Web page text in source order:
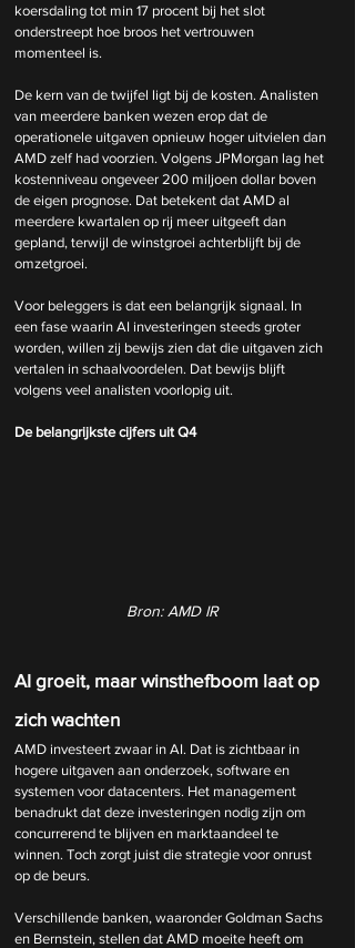
koersdaling tot min 17 procent bij het slot
onderstreept hoe broos het vertrouwen
momenteel is.
De kern van de twijfel ligt bij de kosten. Analisten
van meerdere banken wezen erop dat de
operationele uitgaven opnieuw hoger uitvielen dan
AMD zelf had voorzien. Volgens JPMorgan lag het
kostenniveau ongeveer 200 miljoen dollar boven
de eigen prognose. Dat betekent dat AMD al
meerdere kwartalen op rij meer uitgeeft dan
gepland, terwijl de winstgroei achterblijft bij de
omzetgroei.
Voor beleggers is dat een belangrijk signaal. In
een fase waarin AI investeringen steeds groter
worden, willen zij bewijs zien dat die uitgaven zich
vertalen in schaalvoordelen. Dat bewijs blijft
volgens veel analisten voorlopig uit.
De belangrijkste cijfers uit Q4
Bron: AMD IR
AI groeit, maar winsthefboom laat op
zich wachten
AMD investeert zwaar in AI. Dat is zichtbaar in
hogere uitgaven aan onderzoek, software en
systemen voor datacenters. Het management
benadrukt dat deze investeringen nodig zijn om
concurrerend te blijven en marktaandeel te
winnen. Toch zorgt juist die strategie voor onrust
op de beurs.
Verschillende banken, waaronder Goldman Sachs
en Bernstein, stellen dat AMD moeite heeft om